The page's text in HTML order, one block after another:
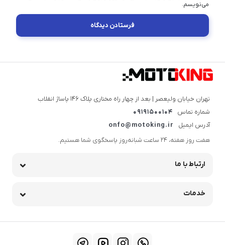
می‌نویسم.
تهران خیابان ولیعصر | بعد از چهار راه مختاری پلاک ۱۴۶ پاساژ انقلاب
شماره تماس
09191500104
آدرس ایمیل
onfo@motoking.ir
هفت روز هفته، ۲۴ ساعت شبانه‌روز پاسخگوی شما هستیم.
ارتباط با ما
خدمات